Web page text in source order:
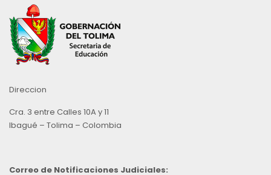
Direccion
Cra. 3 entre Calles 10A y 11
Ibagué – Tolima – Colombia
Correo de Notificaciones Judiciales: